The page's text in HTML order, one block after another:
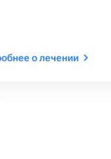
о лечении